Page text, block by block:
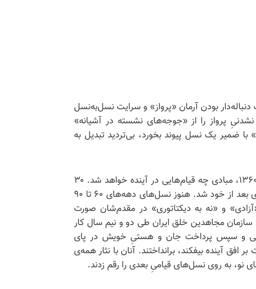
بودن آرمان «پرواز» و سرایت نسل‌به‌نسل
پرواز را از «جوجه‌های نشسته در آشیانه»
با ضمیر یک نسل پیوند بخورد، بی‌تردید تبدیل به
خمینی هرگز نمی‌توانست بفهمد که ۳۰ خرداد ۱۳۶۰، مبادی چه قیام‌هایی در آینده خواهد شد. ۳۰
خرداد، نخستین افق یک چشم‌انداز برای افق‌های بعد از خود شد. هنوز نسل‌های دهه‌های ۶۰ تا ۹۰
و «نه به دیکتاتوری» در مقدم‌شان صورت
سازمان مجاهدین خلق ایران طی دو‌ و نیم سال کار
و سپس پرداخت جان و هستیِ خویش در پای
آینده بیفکند، برانداختند. آنان با نثار همه‌ی
به روی نسل‌های قیامیِ بعدی را رقم زدند.